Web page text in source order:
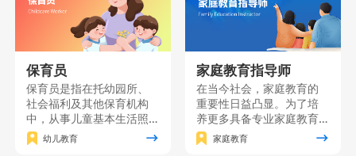
支持。
工作的个人和单位员工。
保育员
保育员是指在托幼园所、
社会福利及其他保育机构
中，从事儿童基本生活照
料、保健、自理能力培养
和辅助教育工作的人员。
幼儿教育
家庭教育指导师
在当今社会，家庭教育的
重要性日益凸显。为了培
养更多具备专业家庭教育
知识和技能的家长，我们
精心打造了一门家庭教育
家庭教育